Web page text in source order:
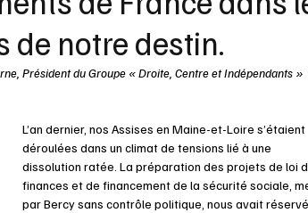
Départements Seine-Maritime
de notre destin.
Président du Groupe « Droite, Centre et Indépendants »
L’an dernier, nos Assises en Maine-et-Loire s’étaient
déroulées dans un climat de tensions lié à une
dissolution ratée. La préparation des projets de loi
finances et de financement de la sécurité sociale,
par Bercy sans contrôle politique, nous avait